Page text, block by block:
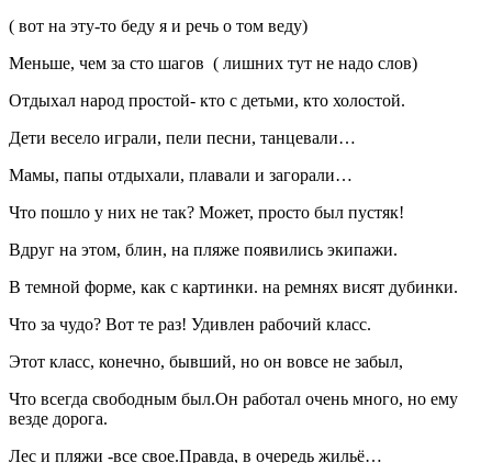
( вот на эту-то беду я и речь о том веду)
Меньше, чем за сто шагов ( лишних тут не надо слов)
Отдыхал народ простой- кто с детьми, кто холостой.
Дети весело играли, пели песни, танцевали…
Мамы, папы отдыхали, плавали и загорали…
Что пошло у них не так? Может, просто был пустяк!
Вдруг на этом, блин, на пляже появились экипажи.
В темной форме, как с картинки. на ремнях висят дубинки.
Что за чудо? Вот те раз! Удивлен рабочий класс.
Этот класс, конечно, бывший, но он вовсе не забыл,
Что всегда свободным был.Он работал очень много, но ему
везде дорога.
Лес и пляжи -все свое.Правда, в очередь жильё…